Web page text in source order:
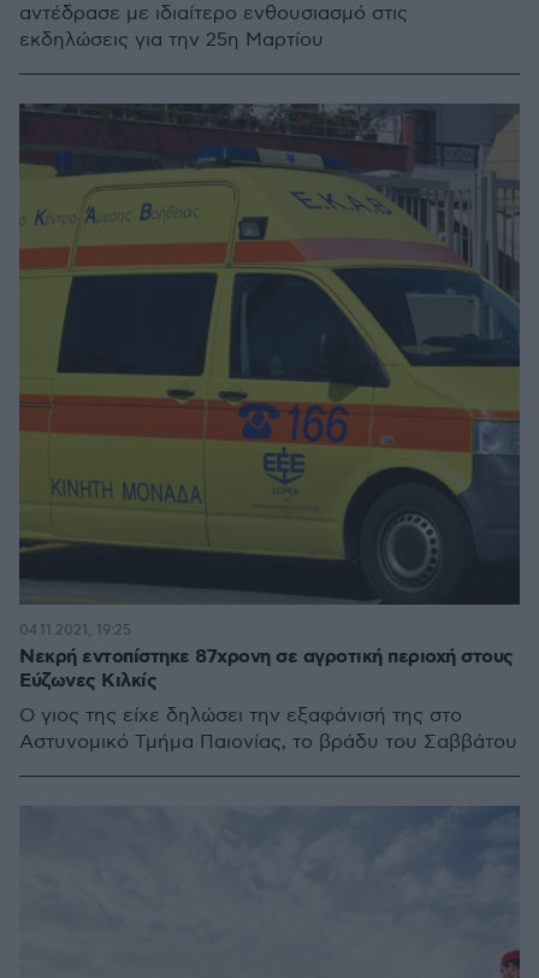
αντέδρασε με ιδιαίτερο ενθουσιασμό στις
εκδηλώσεις για την 25η Μαρτίου
Νεκρή εντοπίστηκε 87χρονη σε αγροτική περιοχή στους
Εύζωνες Κιλκίς
Ο γιος της είχε δηλώσει την εξαφάνισή της στο
Αστυνομικό Τμήμα Παιονίας, το βράδυ του Σαββάτου
04.11.2021, 19:25